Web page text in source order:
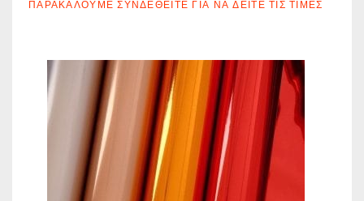
ΠΑΡΑΚΑΛΟΎΜΕ ΣΥΝΔΕΘΕΊΤΕ ΓΙΑ ΝΑ ΔΕΊΤΕ ΤΙΣ ΤΙΜΈΣ